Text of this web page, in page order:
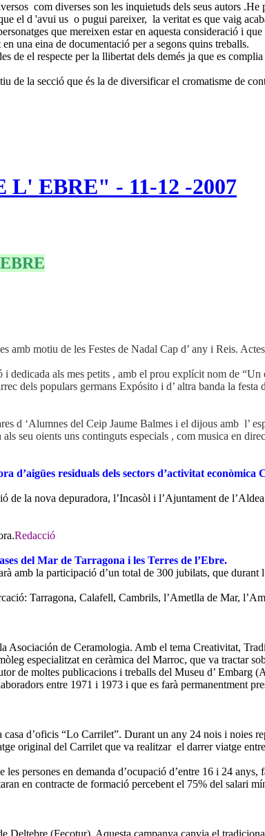
com diverses son les inquietuds dels seus autors
el d 'avui us o pugui pareixer, la veritat es que vaig
que mereixen estar en aquesta consideració i
una eina de documentació per a segons quins treballs.
de el respecte per la llibertat dels demés ja que es
de la secció que és la de diversificar el cromatisme de
EBRE" - 11-12 -2007
amb motiu de les Festes de Nadal Cap d’ any i Reis.
dedicada als mes petits , amb el prou explícit nom de “Un
dels populars germans Expósito i d’ altra banda la festa
d ‘Alumnes del Ceip Jaume Balmes i el dijous amb l’
seu oients uns continguts especials , com musica en
d’aigües residuals dels sectors d’activitat econòmica
de la nova depuradora, l’Incasòl i l’Ajuntament de
Redacció
del Mar de Tarragona i les Terres de l’Ebre.
amb la participació d’un total de 300 jubilats, que durant
Tarragona, Calafell, Cambrils, l’Ametlla de Mar,
de Ceramologia. Amb el tema Creativitat,
especialitzat en ceràmica del Marroc, que va tractar
de moltes publicacions i treballs del Museu d’ Embarg
entre 1971 i 1973 i que es farà permanentment
d’oficis “Lo Carrilet”. Durant un any 24 nois i noies
original del Carrilet que va realitzar el darrer viatge
persones en demanda d’ocupació d’entre 16 i 24
en contracte de formació percebent el 75% del salari